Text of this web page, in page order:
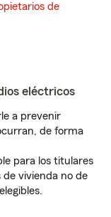
de
eléctricos
a prevenir
de forma
para los titulares
vivienda no de